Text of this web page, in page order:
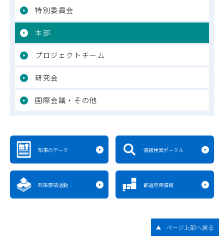
特別委員会
本部
プロジェクトチーム
研究会
国際会議・その他
知事のデータ 情報検索ポータル
政策要請活動 都道府県情報
ページ上部へ戻る